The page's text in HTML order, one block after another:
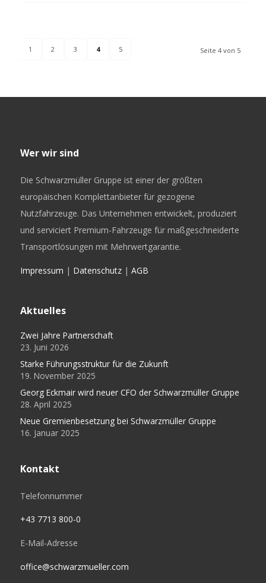
Seite 4 von 5
1 2 3 4 5
Wer wir sind
Die Schwarzmüller Gruppe ist einer der größten
europäischen Komplettanbieter für gezogene
Nutzfahrzeuge. Das Unternehmen entwickelt, produziert
und serviciert Premium-Fahrzeuge für maßgeschneiderte
Transportlösungen mit Mehrwertgarantie.
Impressum | Datenschutz| AGB
Aktuelles
Zwei Jahre Partnerschaft
23. Juni 2026
Starke Führungsstruktur für die Zukunft
19. November 2025
Georg Eckmair wird neuer CFO der Schwarzmüller Gruppe
28. April 2025
Neue Gremienbesetzung bei Schwarzmüller Gruppe
16. Januar 2025
Kontakt
Telefonnummer
+43 7713 800-0
E-Mail-Adresse
office@schwarzmueller.com